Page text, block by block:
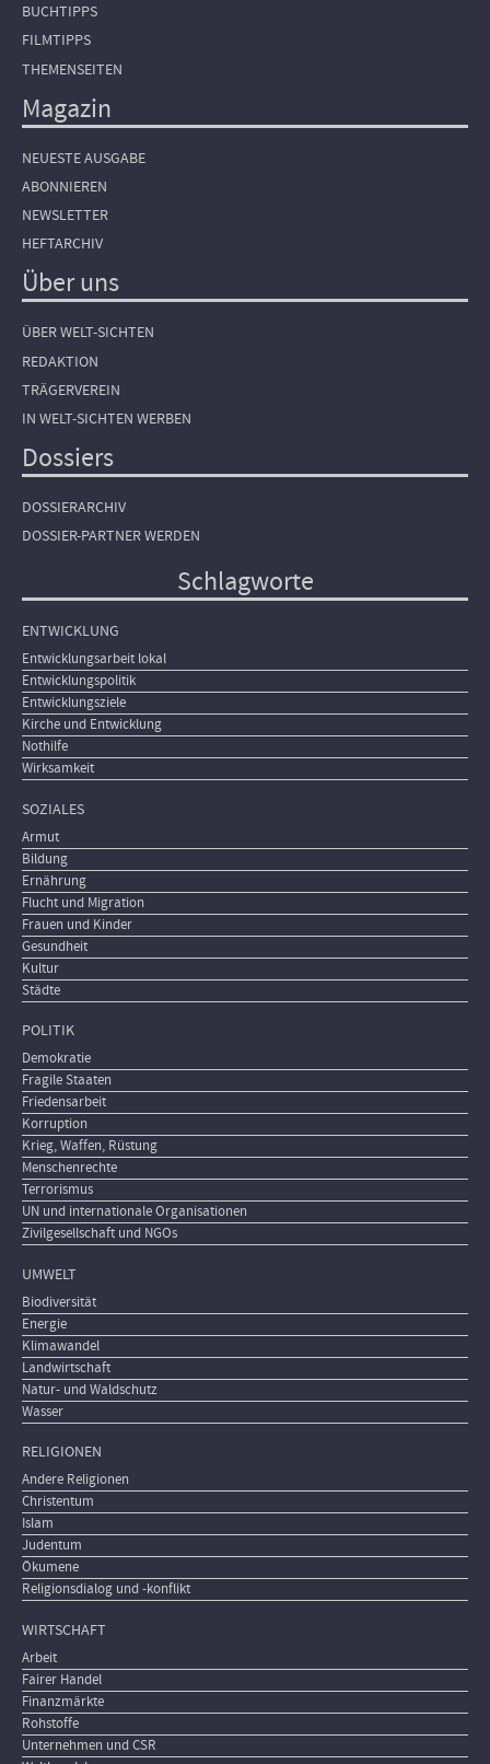
BUCHTIPPS
FILMTIPPS
THEMENSEITEN
Magazin
NEUESTE AUSGABE
ABONNIEREN
NEWSLETTER
HEFTARCHIV
Über uns
ÜBER WELT-SICHTEN
REDAKTION
TRÄGERVEREIN
IN WELT-SICHTEN WERBEN
Dossiers
DOSSIERARCHIV
DOSSIER-PARTNER WERDEN
Schlagworte
ENTWICKLUNG
Entwicklungsarbeit lokal
Entwicklungspolitik
Entwicklungsziele
Kirche und Entwicklung
Nothilfe
Wirksamkeit
SOZIALES
Armut
Bildung
Ernährung
Flucht und Migration
Frauen und Kinder
Gesundheit
Kultur
Städte
POLITIK
Demokratie
Fragile Staaten
Friedensarbeit
Korruption
Krieg, Waffen, Rüstung
Menschenrechte
Terrorismus
UN und internationale Organisationen
Zivilgesellschaft und NGOs
UMWELT
Biodiversität
Energie
Klimawandel
Landwirtschaft
Natur- und Waldschutz
Wasser
RELIGIONEN
Andere Religionen
Christentum
Islam
Judentum
Ökumene
Religionsdialog und -konflikt
WIRTSCHAFT
Arbeit
Fairer Handel
Finanzmärkte
Rohstoffe
Unternehmen und CSR